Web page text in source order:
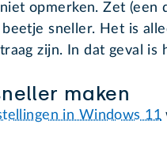
opmerken. Zet
sneller. Het is
zijn. In dat geval is
maken
in Windows 11